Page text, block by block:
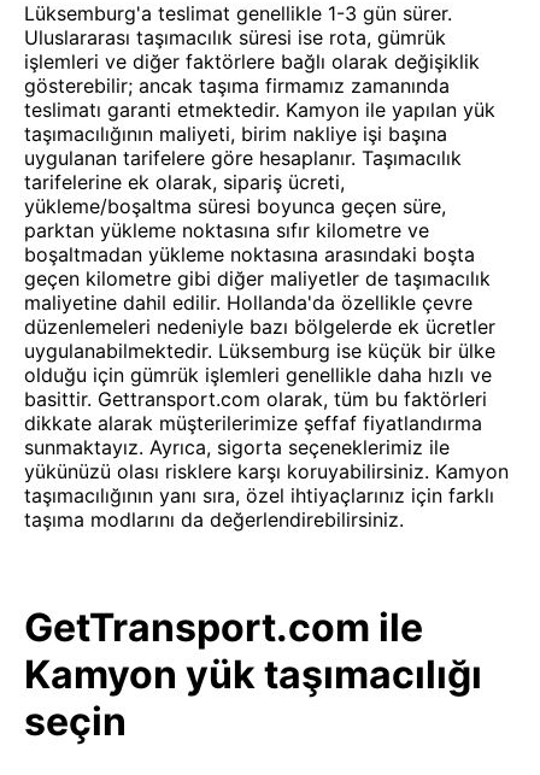
Lüksemburg'a teslimat genellikle 1-3 gün sürer.
Uluslararası taşımacılık süresi ise rota, gümrük
işlemleri ve diğer faktörlere bağlı olarak değişiklik
gösterebilir; ancak taşıma firmamız zamanında
teslimatı garanti etmektedir. Kamyon ile yapılan yük
taşımacılığının maliyeti, birim nakliye işi başına
uygulanan tarifelere göre hesaplanır. Taşımacılık
tarifelerine ek olarak, sipariş ücreti,
yükleme/boşaltma süresi boyunca geçen süre,
parktan yükleme noktasına sıfır kilometre ve
boşaltmadan yükleme noktasına arasındaki boşta
geçen kilometre gibi diğer maliyetler de taşımacılık
maliyetine dahil edilir. Hollanda'da özellikle çevre
düzenlemeleri nedeniyle bazı bölgelerde ek ücretler
uygulanabilmektedir. Lüksemburg ise küçük bir ülke
olduğu için gümrük işlemleri genellikle daha hızlı ve
basittir. Gettransport.com olarak, tüm bu faktörleri
dikkate alarak müşterilerimize şeffaf fiyatlandırma
sunmaktayız. Ayrıca, sigorta seçeneklerimiz ile
yükünüzü olası risklere karşı koruyabilirsiniz. Kamyon
taşımacılığının yanı sıra, özel ihtiyaçlarınız için farklı
taşıma modlarını da değerlendirebilirsiniz.
GetTransport.com ile
Kamyon yük taşımacılığı
seçin